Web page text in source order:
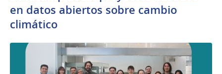
en datos abiertos sobre cambio
climático